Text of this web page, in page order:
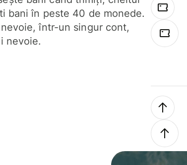
bani în peste 40 de monede.
într-un singur cont,
nevoie.